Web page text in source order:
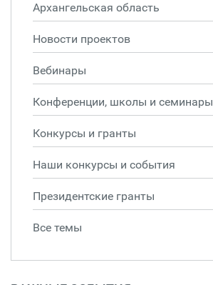
Архангельская область
Новости проектов
Вебинары
Конференции, школы и семинары
Конкурсы и гранты
Наши конкурсы и события
Президентские гранты
Все темы